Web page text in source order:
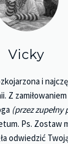
Vicky
i
Z
(przez
Ps. Zostaw
odwiedzić